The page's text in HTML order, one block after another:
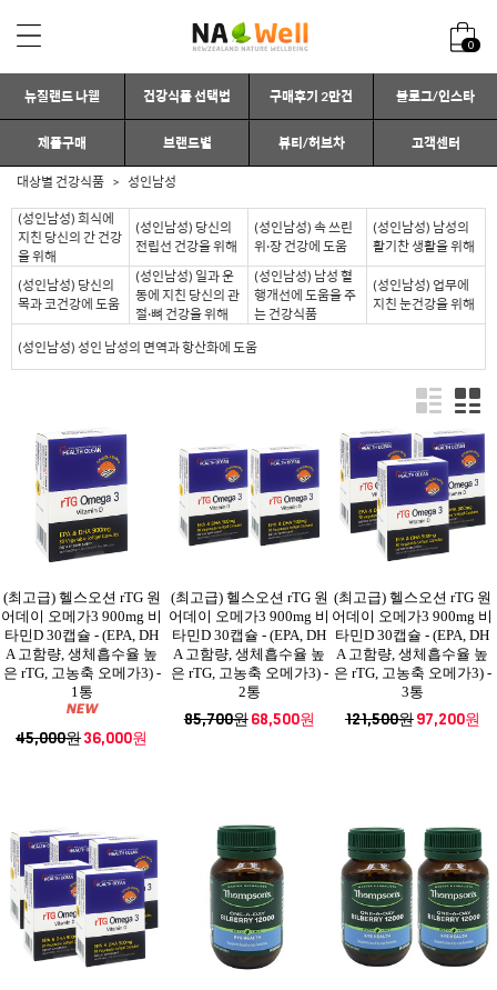
0
뉴질랜드 나웰 건강식품 선택법 구매후기 2만건 블로그/인스타
제품구매 브랜드별 뷰티/허브차 고객센터
대상별 건강식품 성인남성
(성인남성) 회식에
지친 당신의 간 건강
을 위해
(성인남성) 당신의
전립선 건강을 위해
(성인남성) 속 쓰린
위·장 건강에 도움
(성인남성) 남성의
활기찬 생활을 위해
(성인남성) 당신의
목과 코건강에 도움
(성인남성) 일과 운
동에 지친 당신의 관
절·뼈 건강을 위해
(성인남성) 남성 혈
행개선에 도움을 주
는 건강식품
(성인남성) 업무에
지친 눈건강을 위해
(성인남성) 성인 남성의 면역과 항산화에 도움
(최고급) 헬스오션 rTG 원
어데이 오메가3 900mg 비
타민D 30캡슐 - (EPA, DH
A 고함량, 생체흡수율 높
은 rTG, 고농축 오메가3) -
1통
45,000원36,000원
(최고급) 헬스오션 rTG 원
어데이 오메가3 900mg 비
타민D 30캡슐 - (EPA, DH
A 고함량, 생체흡수율 높
은 rTG, 고농축 오메가3) -
2통
85,700원68,500원
(최고급) 헬스오션 rTG 원
어데이 오메가3 900mg 비
타민D 30캡슐 - (EPA, DH
A 고함량, 생체흡수율 높
은 rTG, 고농축 오메가3) -
3통
121,500원97,200원